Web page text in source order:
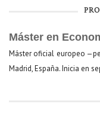
Máster en
Máster oficial europeo
Madrid, España. Inicia en